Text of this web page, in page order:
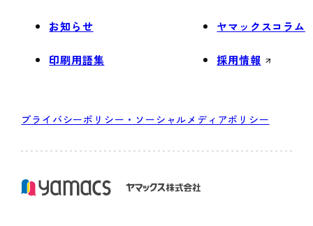
お知らせ ヤマックスコラム
印刷用語集 採用情報
プライバシーポリシー・ソーシャルメディアポリシー